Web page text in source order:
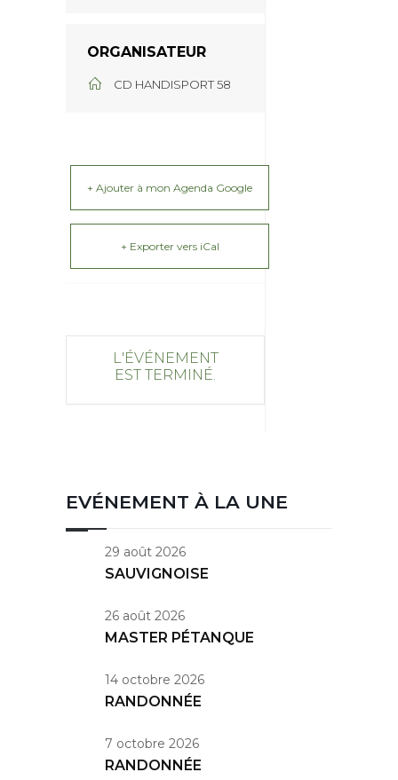
ORGANISATEUR
CD HANDISPORT 58
+ Ajouter à mon Agenda Google
+ Exporter vers iCal
L'ÉVÉNEMENT
EST TERMINÉ.
EVÉNEMENT À LA UNE
29 août 2026
SAUVIGNOISE
26 août 2026
MASTER PÉTANQUE
14 octobre 2026
RANDONNÉE
7 octobre 2026
RANDONNÉE